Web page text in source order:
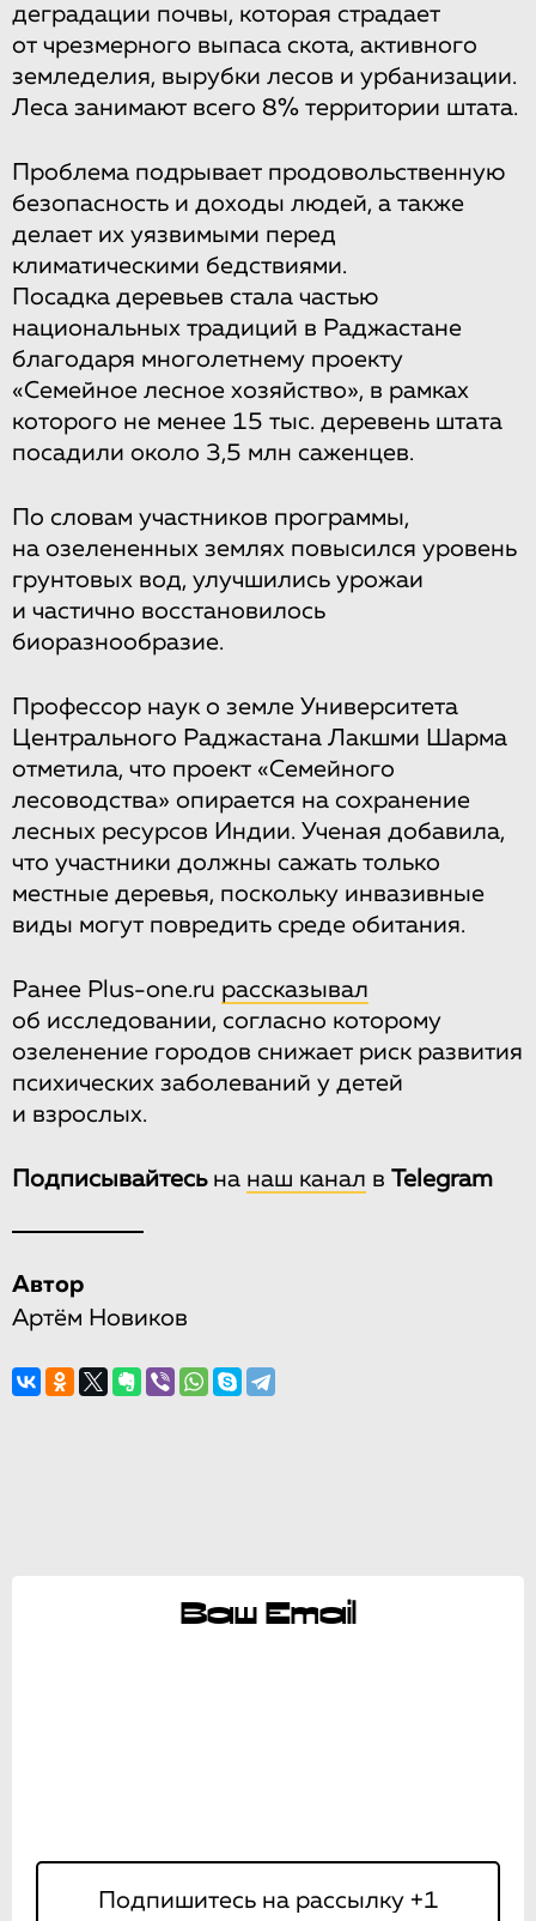
деградации почвы, которая страдает
от чрезмерного выпаса скота, активного
земледелия, вырубки лесов и урбанизации.
Леса занимают всего 8% территории штата.
Проблема подрывает продовольственную
безопасность и доходы людей, а также
делает их уязвимыми перед
климатическими бедствиями.
Посадка деревьев стала частью
национальных традиций в Раджастане
благодаря многолетнему проекту
«Семейное лесное хозяйство», в рамках
которого не менее 15 тыс. деревень штата
посадили около 3,5 млн саженцев.
По словам участников программы,
на озелененных землях повысился уровень
грунтовых вод, улучшились урожаи
и частично восстановилось
биоразнообразие.
Профессор наук о земле Университета
Центрального Раджастана Лакшми Шарма
отметила, что проект «Семейного
лесоводства» опирается на сохранение
лесных ресурсов Индии. Ученая добавила,
что участники должны сажать только
местные деревья, поскольку инвазивные
виды могут повредить среде обитания.
Ранее Plus-one.ru рассказывал
об исследовании, согласно которому
озеленение городов снижает риск развития
психических заболеваний у детей
и взрослых.
Подписывайтесьна наш канал в Telegram
Автор
Артём Новиков
Ваш Email